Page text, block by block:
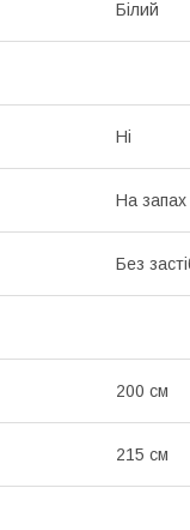
Білий
Ні
На запах
Без
200 см
215 см